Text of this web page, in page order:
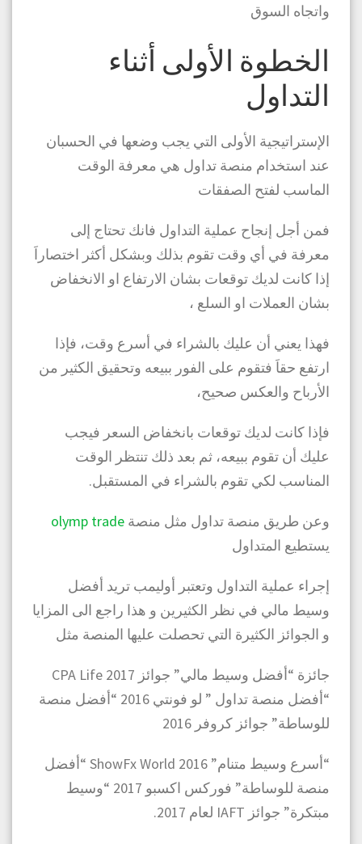
واتجاه السوق
الخطوة الأولى أثناء
التداول
الإستراتيجية الأولى التي يجب وضعها في الحسبان
عند استخدام منصة تداول هي معرفة الوقت
الماسب لفتح الصفقات
فمن أجل إنجاح عملية التداول فانك تحتاج إلى
معرفة في أي وقت تقوم بذلك وبشكل أكثر اختصاراَ
إذا كانت لديك توقعات بشان الارتفاع او الانخفاض
بشان العملات او السلع ،
فهذا يعني أن عليك بالشراء في أسرع وقت، فإذا
ارتفع حقاَ فتقوم على الفور ببيعه وتحقيق الكثير من
الأرباح والعكس صحيح،
فإذا كانت لديك توقعات بانخفاض السعر فيجب
عليك أن تقوم ببيعه، ثم بعد ذلك تنتظر الوقت
المناسب لكي تقوم بالشراء في المستقبل.
وعن طريق منصة تداول مثل منصةolymp trade
يستطيع المتداول
إجراء عملية التداول وتعتبر أوليمب تريد أفضل
وسيط مالي في نظر الكثيرين و هذا راجع الى المزايا
و الجوائز الكثيرة التي تحصلت عليها المنصة مثل
جائزة “أفضل وسيط مالي” جوائز CPA Life 2017
“أفضل منصة تداول ” لو فونتي 2016 “أفضل منصة
للوساطة” جوائز كروفر 2016
“أسرع وسيط متنام” ShowFx World 2016 “أفضل
منصة للوساطة” فوركس اكسبو 2017 “وسيط
مبتكرة” جوائز IAFT لعام 2017.